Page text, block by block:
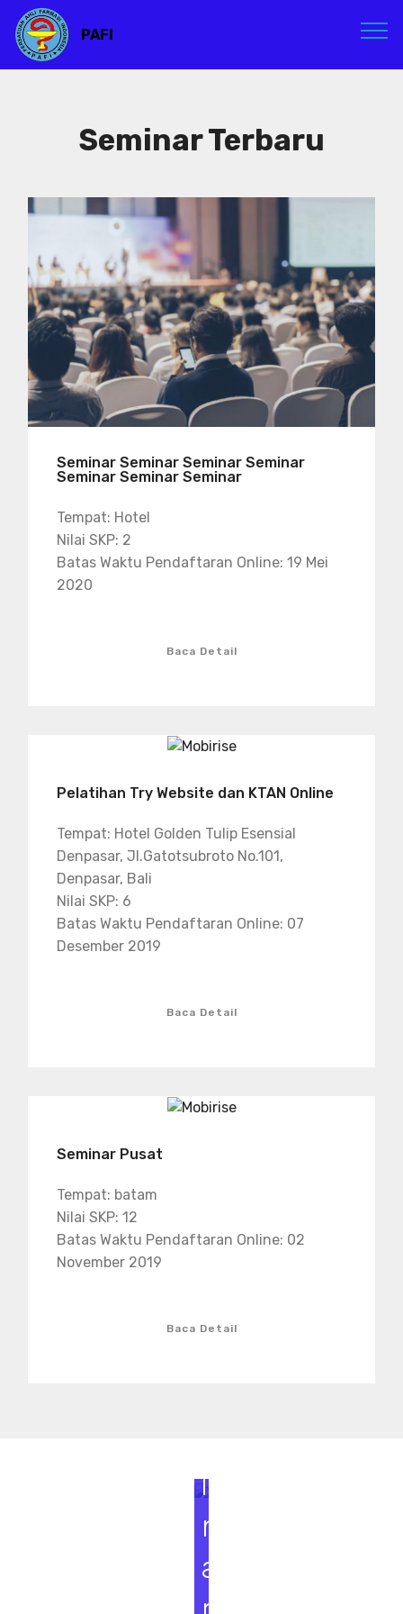
PAFI
Seminar Terbaru
Seminar Seminar Seminar Seminar
Seminar Seminar Seminar
Tempat: Hotel
Nilai SKP: 2
Batas Waktu Pendaftaran Online: 19 Mei
2020
Baca Detail
Pelatihan Try Website dan KTAN Online
Tempat: Hotel Golden Tulip Esensial
Denpasar, Jl.Gatotsubroto No.101,
Denpasar, Bali
Nilai SKP: 6
Batas Waktu Pendaftaran Online: 07
Desember 2019
Baca Detail
Seminar Pusat
Tempat: batam
Nilai SKP: 12
Batas Waktu Pendaftaran Online: 02
November 2019
Baca Detail
i
n
a